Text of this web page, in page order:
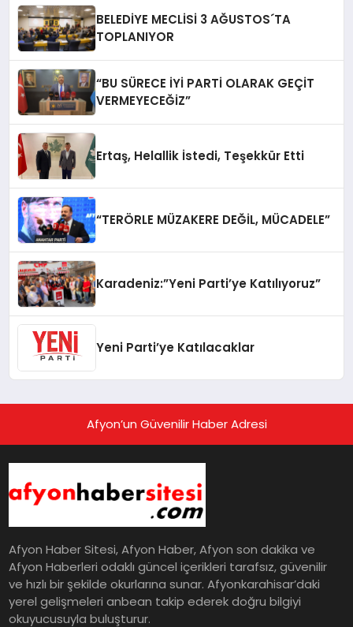
BELEDİYE MECLİSİ 3 AĞUSTOS´TA
TOPLANIYOR
“BU SÜRECE İYİ PARTİ OLARAK GEÇİT
VERMEYECEĞİZ”
Ertaş, Helallik İstedi, Teşekkür Etti
“TERÖRLE MÜZAKERE DEĞİL, MÜCADELE”
Karadeniz:”Yeni Parti’ye Katılıyoruz”
Yeni Parti’ye Katılacaklar
Afyon’un Güvenilir Haber Adresi
Afyon Haber Sitesi, Afyon Haber, Afyon son dakika ve
Afyon Haberleri odaklı güncel içerikleri tarafsız, güvenilir
ve hızlı bir şekilde okurlarına sunar. Afyonkarahisar’daki
yerel gelişmeleri anbean takip ederek doğru bilgiyi
okuyucusuyla buluşturur.